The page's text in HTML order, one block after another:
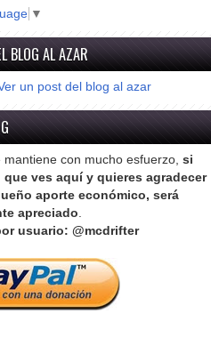
▼
BLOG AL AZAR
un post del blog al azar
mantiene con mucho esfuerzo, si
ves aquí y quieres agradecer
aporte económico, será
apreciado.
usuario: @mcdrifter